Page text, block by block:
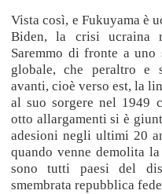
Vista così, e Fukuyama è
Biden, la crisi ucraina
Saremmo di fronte a
globale, che peraltro e
avanti, cioè verso est, la
al suo sorgere nel 1949
otto allargamenti si è
adesioni negli ultimi 20
quando venne demolita
sono tutti paesi del
smembrata repubblica